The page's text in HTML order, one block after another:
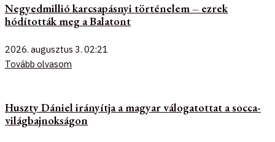
Negyedmillió karcsapásnyi történelem – ezrek
hódították meg a Balatont
2026. augusztus 3. 02:21
Tovább olvasom
Huszty Dániel irányítja a magyar válogatottat a socca-
világbajnokságon